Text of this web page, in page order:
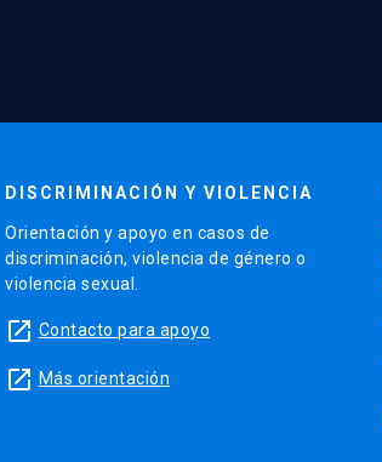
DISCRIMINACIÓN Y VIOLENCIA
Orientación y apoyo en casos de
discriminación, violencia de género o
violencia sexual.
launch Contacto para apoyo
launch Más orientación